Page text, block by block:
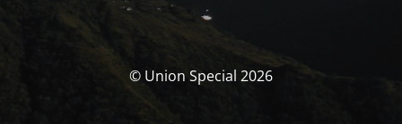
© Union Special 2026